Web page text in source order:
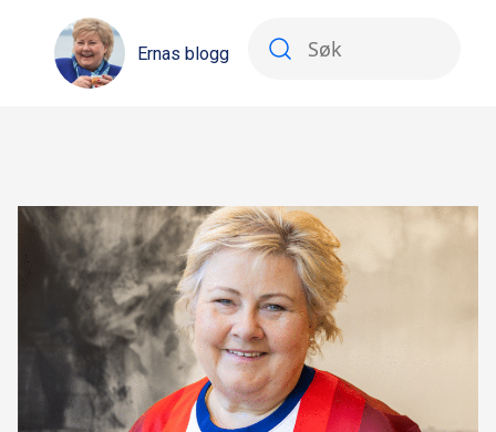
Ernas blogg